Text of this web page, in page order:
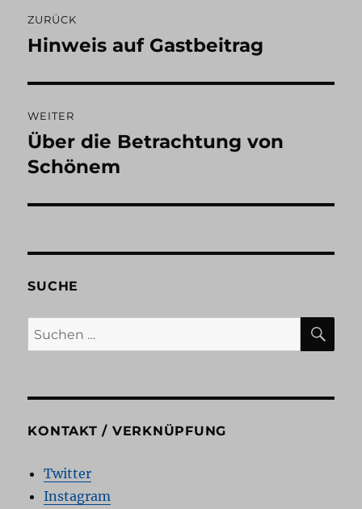
ZURÜCK
Vorheriger
Hinweis auf Gastbeitrag
WEITER
Nächster
Beitrag:
Über die Betrachtung von
Schönem
SUCHE
Suchen
nach:
KONTAKT / VERKNÜPFUNG
Twitter
Instagram